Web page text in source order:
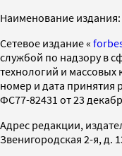
Наименование издания:
Cетевое издание «
службой по надзору в
технологий и
номер и дата принятия
ФС77-82431 от 23
Адрес редакции,
Звенигородская 2-я, д.